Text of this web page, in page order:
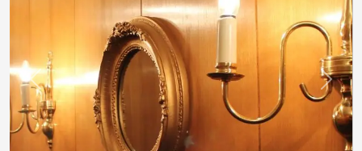
Previous Next